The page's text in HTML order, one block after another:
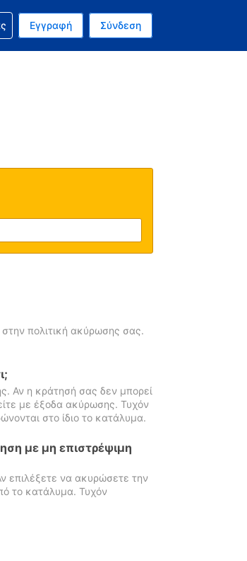
είναι Ευρώ
γλώσσα είναι τα Ελληνικά
Εγγραφή Σύνδεση
πολιτική ακύρωσης σας.
Αν η κράτησή σας δεν μπορεί
με έξοδα ακύρωσης. Τυχόν
στο ίδιο το κατάλυμα.
με μη επιστρέψιμη
επιλέξετε να ακυρώσετε την
το κατάλυμα. Τυχόν